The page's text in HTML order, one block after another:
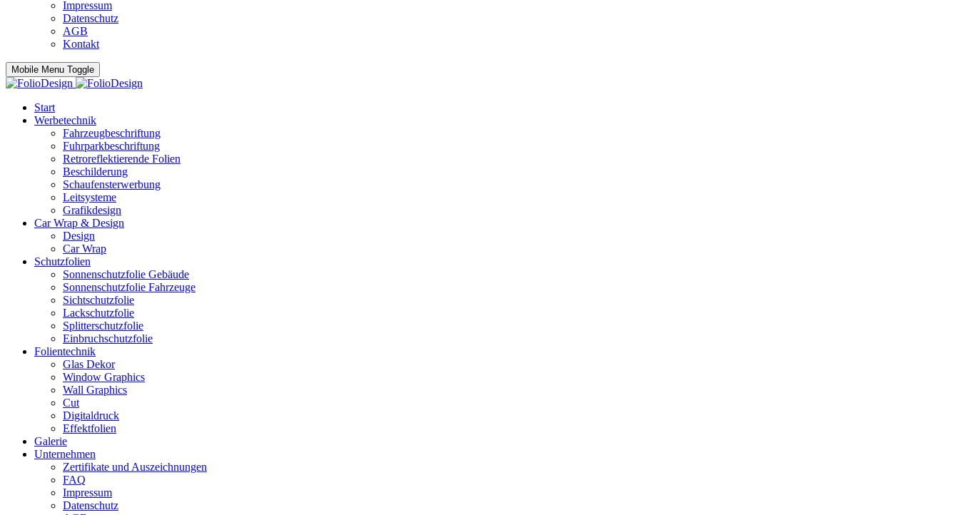
Impressum
Datenschutz
AGB
Kontakt
Mobile Menu Toggle
Start
Werbetechnik
Fahrzeugbeschriftung
Fuhrparkbeschriftung
Retroreflektierende Folien
Beschilderung
Schaufensterwerbung
Leitsysteme
Grafikdesign
Car Wrap & Design
Design
Car Wrap
Schutzfolien
Sonnenschutzfolie Gebäude
Sonnenschutzfolie Fahrzeuge
Sichtschutzfolie
Lackschutzfolie
Splitterschutzfolie
Einbruchschutzfolie
Folientechnik
Glas Dekor
Window Graphics
Wall Graphics
Cut
Digitaldruck
Effektfolien
Galerie
Unternehmen
Zertifikate und Auszeichnungen
FAQ
Impressum
Datenschutz